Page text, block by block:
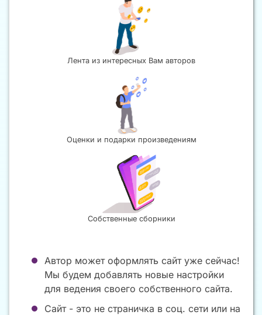
Лента из интересных Вам авторов
Оценки и подарки произведениям
Собственные сборники
Автор может оформлять сайт уже сейчас!
Мы будем добавлять новые настройки
для ведения своего собственного сайта.
Сайт - это не страничка в соц. сети или на